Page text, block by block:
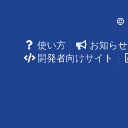
©
使い方
お知らせ
開発者向けサイト